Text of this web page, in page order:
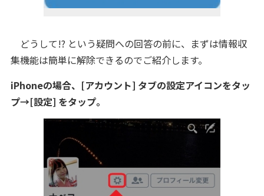
どうして!? という疑問への回答の前に、まずは情報収
集機能は簡単に解除できるのでご紹介します。
iPhoneの場合、[アカウント] タブの設定アイコンをタッ
プ→[設定] をタップ。